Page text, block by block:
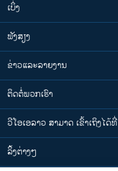
ເບິ່ງ
ຟັງສຽງ
ຂ່າວແລະລາຍງານ
ຕິດຕໍ່ພວກເຮົາ
ວີໂອເອລາວ ສາມາດ ເຂົ້າເຖິງໄດ້ທີ່
​ລິ້ງ​ຕ່າງໆ